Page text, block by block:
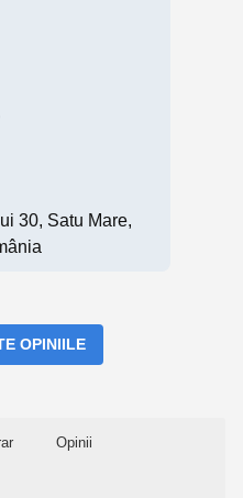
30, Satu Mare,
OPINIILE
Opinii